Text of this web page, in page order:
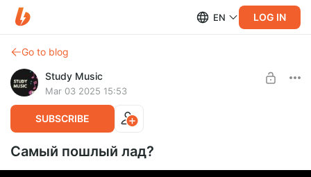
EN LOG IN
Go to blog
Study Music
Mar 03 2025 15:53
SUBSCRIBE
Самый пошлый лад?